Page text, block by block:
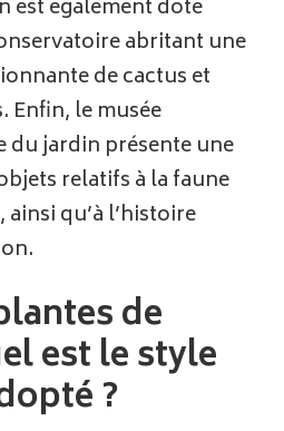
est également doté
abritant une
de cactus et
Enfin, le musée
du jardin présente une
relatifs à la faune
qu’à l’histoire
de
est le style
?